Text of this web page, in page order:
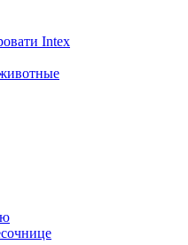
Intex